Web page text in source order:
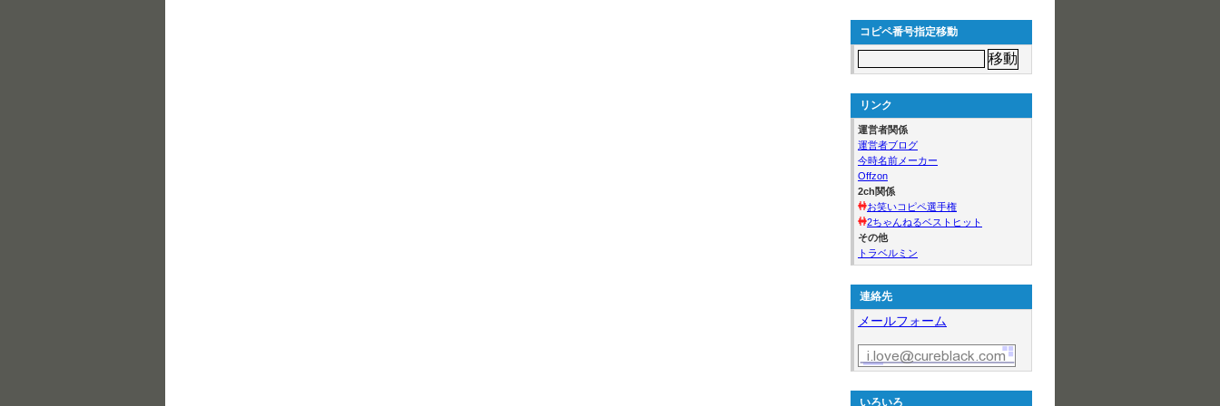
コピペ番号指定移動
リンク
運営者関係
運営者ブログ
今時名前メーカー
Offzon
2ch関係
お笑いコピペ選手権
2ちゃんねるベストヒット
その他
トラベルミン
連絡先
メールフォーム
いろいろ